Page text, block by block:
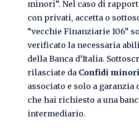
minori”. Nel caso di
con privati, accetta o
“vecchie Finanziarie 106”
verificato la necessaria
della Banca d’Italia.
rilasciate da Confidi minori
associato e solo a
che hai richiesto a una
intermediario.